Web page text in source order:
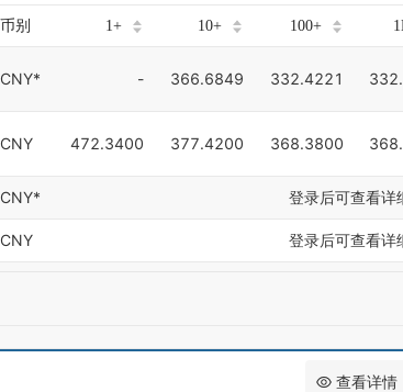
币别 1+ 10+ 100+
CNY* - 366.6849 332.4221
CNY 472.3400 377.4200 368.3800
CNY* 登录后可查看详
CNY 登录后可查看详
查看详情